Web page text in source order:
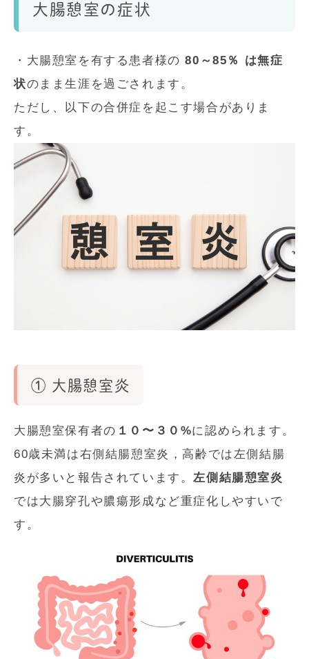
大腸憩室の症状
・大腸憩室を有する患者様の80～85％ は無症
状のまま生涯を過ごされます。
ただし、以下の合併症を起こす場合がありま
す。
① 大腸憩室炎
大腸憩室保有者の １０〜３０%に認められます。
60歳未満は右側結腸憩室炎，高齢では左側結腸
炎が多いと報告されています。左側結腸憩室炎
では大腸穿孔や膿瘍形成など重症化しやすいで
す。